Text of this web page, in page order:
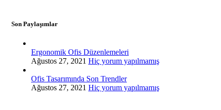
Son Paylaşımlar
Ergonomik Ofis Düzenlemeleri
Ağustos 27, 2021 Hiç yorum yapılmamış
Ofis Tasarımında Son Trendler
Ağustos 27, 2021 Hiç yorum yapılmamış